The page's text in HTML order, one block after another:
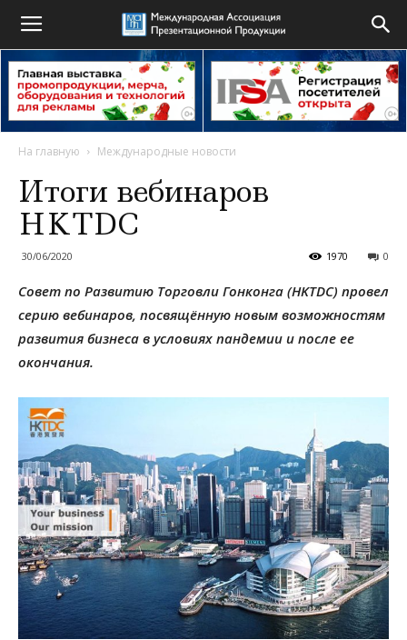
На главную Международные новости
Итоги вебинаров
HKTDC
30/06/2020 0
1970
Совет по Развитию Торговли Гонконга (HKTDC) провел
серию вебинаров, посвящённую новым возможностям
развития бизнеса в условиях пандемии и после ее
окончания.